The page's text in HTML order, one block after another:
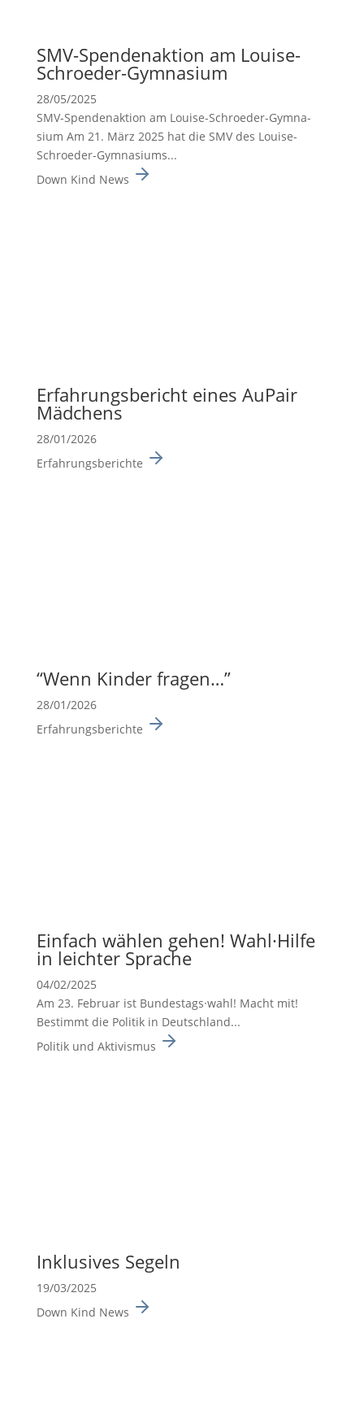
SMV-Spenden­ak­tion am Louise-
Schroeder-Gymna­sium
28/05/2025
SMV-Spenden­ak­tion am Louise-Schroeder-Gymna­
sium Am 21. März 2025 hat die SMV des Louise-
Schroeder-Gymna­siums...
Down Kind News
Erfah­rungs­be­richt eines AuPair
Mädchens
28/01/2026
Erfahrungsberichte
“Wenn Kinder fragen…”
28/01/2026
Erfahrungsberichte
Einfach wählen gehen! Wahl·Hilfe
in leichter Sprache
04/02/2025
Am 23. Februar ist Bundes­tags·wahl! Macht mit!
Bestimmt die Politik in Deutsch­land...
Politik und Aktivismus
Inklu­sives Segeln
19/03/2025
Down Kind News